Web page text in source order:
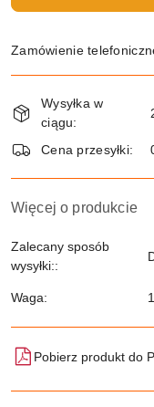
Zamówienie
i
dostawa
Wysyłka w
ciągu:
Cena przesyłki:
Więcej o produkcie
Zalecany sposób
wysyłki::
Waga:
Pobierz produkt do